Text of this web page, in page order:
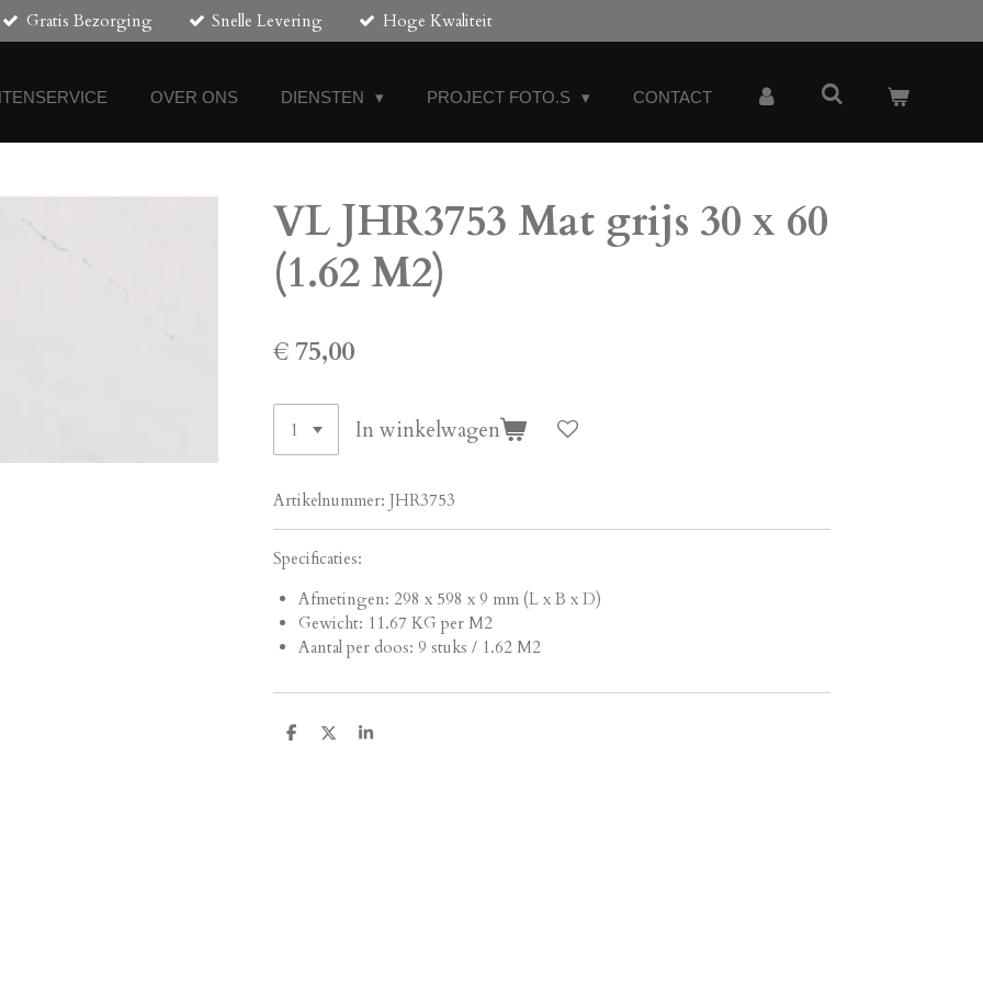
Gratis Bezorging Snelle Levering Hoge Kwaliteit
OVER ONS DIENSTEN PROJECT FOTO.S CONTACT
VL JHR3753 Mat grijs 30 x 60
(1.62 M2)
€ 75,00
In winkelwagen
Artikelnummer: JHR3753
Specificaties:
Afmetingen: 298 x 598 x 9 mm (L x B x D)
Gewicht: 11.67 KG per M2
Aantal per doos: 9 stuks / 1.62 M2
D
D
S